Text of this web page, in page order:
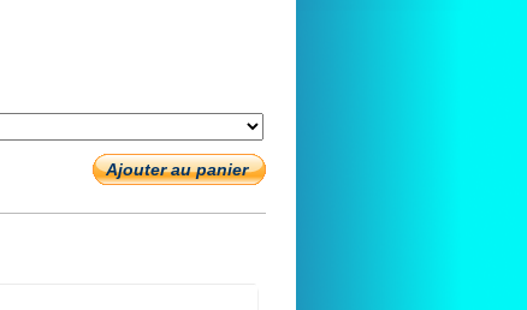
Ajouter au panier